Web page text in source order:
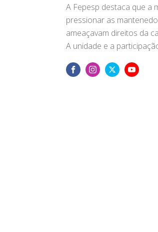
A Fepesp destaca que a
pressionar as
ameaçavam direitos da
A unidade e a